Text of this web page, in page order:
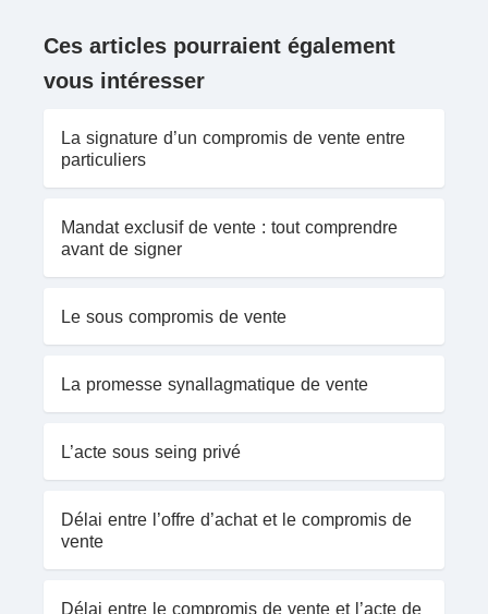
Ces articles pourraient également
vous intéresser
La signature d’un compromis de vente entre
particuliers
Mandat exclusif de vente : tout comprendre
avant de signer
Le sous compromis de vente
La promesse synallagmatique de vente
L’acte sous seing privé
Délai entre l’offre d’achat et le compromis de
vente
Délai entre le compromis de vente et l’acte de